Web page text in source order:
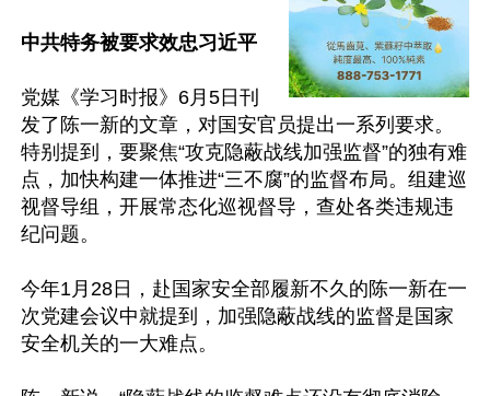
中共特务被要求效忠习近平
党媒《学习时报》6月5日刊
发了陈一新的文章，对国安官员提出一系列要求。
特别提到，要聚焦“攻克隐蔽战线加强监督”的独有难
点，加快构建一体推进“三不腐”的监督布局。组建巡
视督导组，开展常态化巡视督导，查处各类违规违
纪问题。
今年1月28日，赴国家安全部履新不久的陈一新在一
次党建会议中就提到，加强隐蔽战线的监督是国家
安全机关的一大难点。